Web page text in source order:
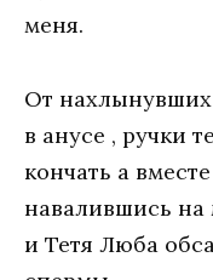
меня.
От нахлынувших
в анусе , ручки
кончать а
навалившись на
и Тетя Люба